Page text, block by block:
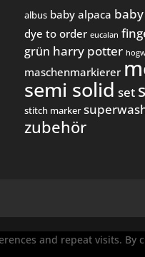
albus baby alpaca
dye to order eucalan
grün harry potter
maschenmarkierer
semi solid set
stitch marker
zubehör
and repeat visits. By